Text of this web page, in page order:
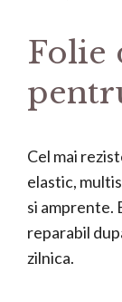
Folie
Cel mai
elastic,
si amprente.
reparabil
zilnica.